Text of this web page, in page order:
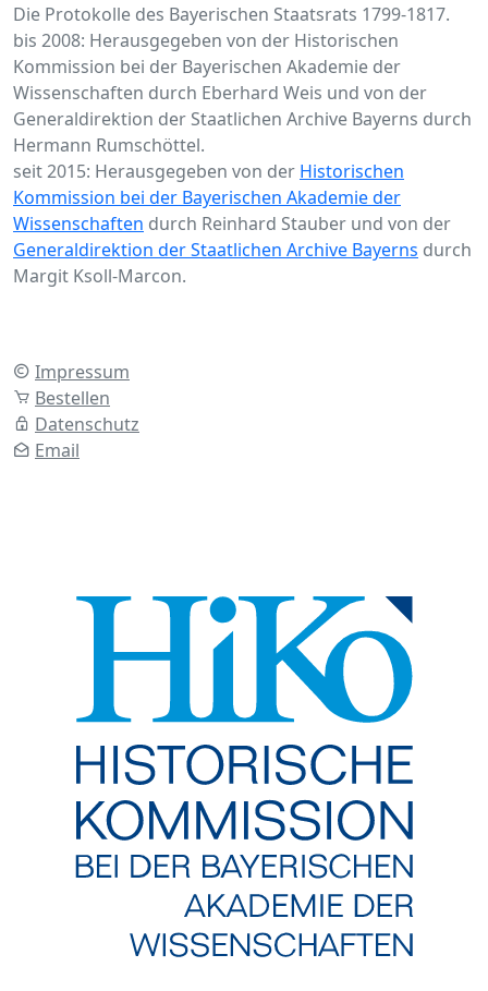
Die Protokolle des Bayerischen Staatsrats 1799-1817.
bis 2008: Herausgegeben von der Historischen
Kommission bei der Bayerischen Akademie der
Wissenschaften durch Eberhard Weis und von der
Generaldirektion der Staatlichen Archive Bayerns durch
Hermann Rumschöttel.
seit 2015: Herausgegeben von der Historischen
Kommission bei der Bayerischen Akademie der
Wissenschaften durch Reinhard Stauber und von der
Generaldirektion der Staatlichen Archive Bayerns durch
Margit Ksoll-Marcon.
Impressum
Bestellen
Datenschutz
Email